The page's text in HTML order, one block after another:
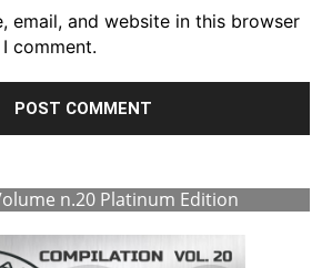
email, and website in this browser
comment.
n.20 Platinum Edition